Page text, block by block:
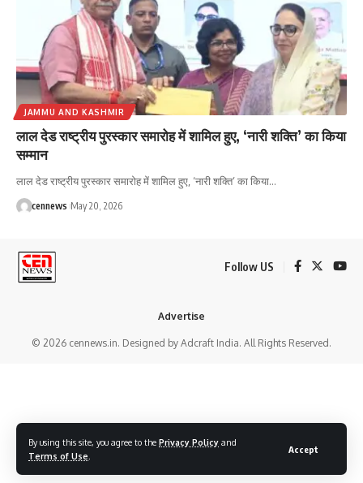
By using this site, you agree to the Privacy Policy and
Terms of Use
Accept
JAMMU AND KASHMIR
लाल देड राष्ट्रीय पुरस्कार समारोह में शामिल हुए, ‘नारी शक्ति’ का किया
सम्मान
लाल देड राष्ट्रीय पुरस्कार समारोह में शामिल हुए, ‘नारी शक्ति’ का किया…
cennews May 20, 2026
Follow US
© 2026 cennews.in. Designed by Adcraft India. All Rights Reserved.
Advertise